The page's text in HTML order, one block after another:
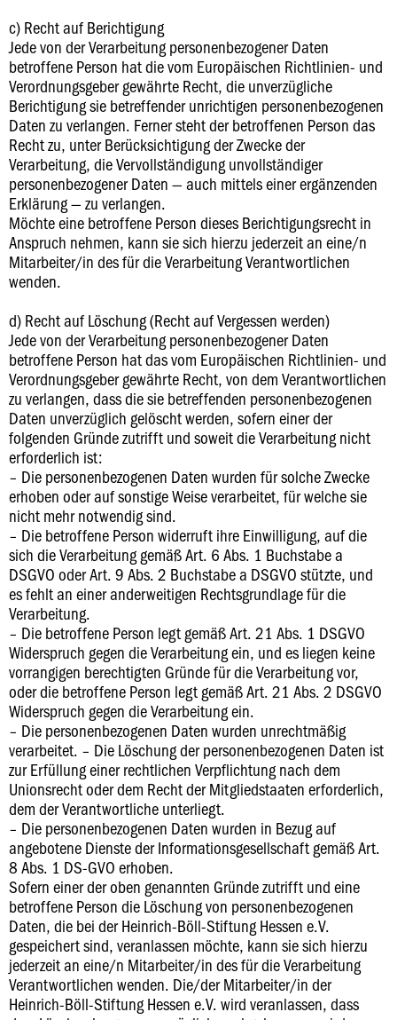
c) Recht auf Berichtigung
Jede von der Verarbeitung personenbezogener Daten
betroffene Person hat die vom Europäischen Richtlinien- und
Verordnungsgeber gewährte Recht, die unverzügliche
Berichtigung sie betreffender unrichtigen personenbezogenen
Daten zu verlangen. Ferner steht der betroffenen Person das
Recht zu, unter Berücksichtigung der Zwecke der
Verarbeitung, die Vervollständigung unvollständiger
personenbezogener Daten — auch mittels einer ergänzenden
Erklärung — zu verlangen.
Möchte eine betroffene Person dieses Berichtigungsrecht in
Anspruch nehmen, kann sie sich hierzu jederzeit an eine/n
Mitarbeiter/in des für die Verarbeitung Verantwortlichen
wenden.
d) Recht auf Löschung (Recht auf Vergessen werden)
Jede von der Verarbeitung personenbezogener Daten
betroffene Person hat das vom Europäischen Richtlinien- und
Verordnungsgeber gewährte Recht, von dem Verantwortlichen
zu verlangen, dass die sie betreffenden personenbezogenen
Daten unverzüglich gelöscht werden, sofern einer der
folgenden Gründe zutrifft und soweit die Verarbeitung nicht
erforderlich ist:
– Die personenbezogenen Daten wurden für solche Zwecke
erhoben oder auf sonstige Weise verarbeitet, für welche sie
nicht mehr notwendig sind.
– Die betroffene Person widerruft ihre Einwilligung, auf die
sich die Verarbeitung gemäß Art. 6 Abs. 1 Buchstabe a
DSGVO oder Art. 9 Abs. 2 Buchstabe a DSGVO stützte, und
es fehlt an einer anderweitigen Rechtsgrundlage für die
Verarbeitung.
– Die betroffene Person legt gemäß Art. 21 Abs. 1 DSGVO
Widerspruch gegen die Verarbeitung ein, und es liegen keine
vorrangigen berechtigten Gründe für die Verarbeitung vor,
oder die betroffene Person legt gemäß Art. 21 Abs. 2 DSGVO
Widerspruch gegen die Verarbeitung ein.
– Die personenbezogenen Daten wurden unrechtmäßig
verarbeitet. – Die Löschung der personenbezogenen Daten ist
zur Erfüllung einer rechtlichen Verpflichtung nach dem
Unionsrecht oder dem Recht der Mitgliedstaaten erforderlich,
dem der Verantwortliche unterliegt.
– Die personenbezogenen Daten wurden in Bezug auf
angebotene Dienste der Informationsgesellschaft gemäß Art.
8 Abs. 1 DS-GVO erhoben.
Sofern einer der oben genannten Gründe zutrifft und eine
betroffene Person die Löschung von personenbezogenen
Daten, die bei der Heinrich-Böll-Stiftung Hessen e.V.
gespeichert sind, veranlassen möchte, kann sie sich hierzu
jederzeit an eine/n Mitarbeiter/in des für die Verarbeitung
Verantwortlichen wenden. Die/der Mitarbeiter/in der
Heinrich-Böll-Stiftung Hessen e.V. wird veranlassen, dass